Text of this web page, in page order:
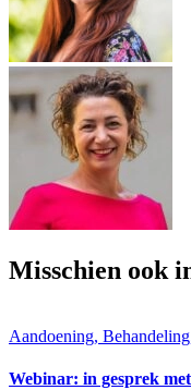
Misschien ook
Aandoening,
Webinar: in gesprek